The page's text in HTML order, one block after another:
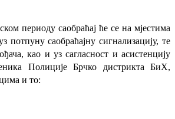
периоду саобраћај ће се на мјестима
потпуну саобраћајну сигнализацију, те
као и уз сагласност и асистенцију
Полиције Брчко дистрикта БиХ,
и то: